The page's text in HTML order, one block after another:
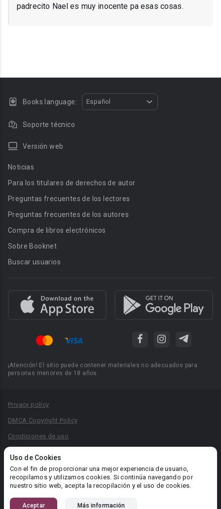
padrecito Nael es muy inocente pa esas cosas.
Uso de Cookies
Con el fin de proporcionar una mejor experiencia de usuario,
recopilamos y utilizamos cookies. Si continúa navegando por
nuestro sitio web, acepta la recopilación y el uso de cookies.
Aceptar Más información
Books language: Español
Soporte técnico
Versión web
Noticias
Para los titulares de derechos de autor
Preguntas frecuentes de los lectores
Preguntas frecuentes de los autores
Compra de libros electrónicos
Sobre Booknet
Buscar usuarios
¡Atención! El sitio puede contener materiales no adecuados para
personas menores de 18 años.
Privacy policy
DMCA Copyright Policy
Condiciones de uso
Reglas para la publicación de libros
Área RR.PP.: pr@booknet.com
© 2026 Booknet. Todos los derechos reservados.